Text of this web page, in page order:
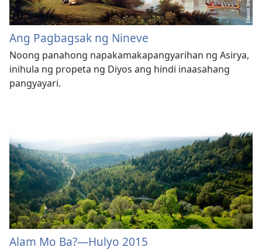
Ang Pagbagsak ng Nineve
Noong panahong napakamakapangyarihan ng Asirya,
inihula ng propeta ng Diyos ang hindi inaasahang
pangyayari.
Alam Mo Ba?—Hulyo 2015